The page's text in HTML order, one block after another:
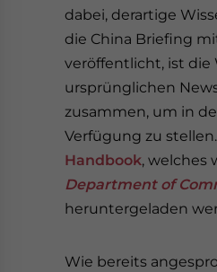
dabei, derartige
die China Briefing
veröffentlicht, ist die
ursprünglichen
zusammen, um in
Verfügung zu
Handbook, welches
Department of
heruntergeladen
Wie bereits